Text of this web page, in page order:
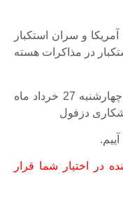
و سران استکبار
در مذاکرات هسته
زنجیره بزرگ مردمی “ما ایستاده ایم ” چهارشنبه 27 خرداد ماه
در اختیار شما قرار